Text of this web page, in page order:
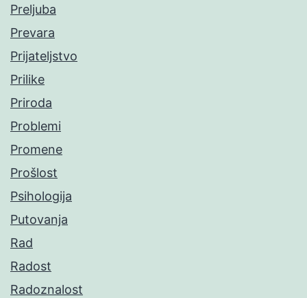
Preljuba
Prevara
Prijateljstvo
Prilike
Priroda
Problemi
Promene
Prošlost
Psihologija
Putovanja
Rad
Radost
Radoznalost